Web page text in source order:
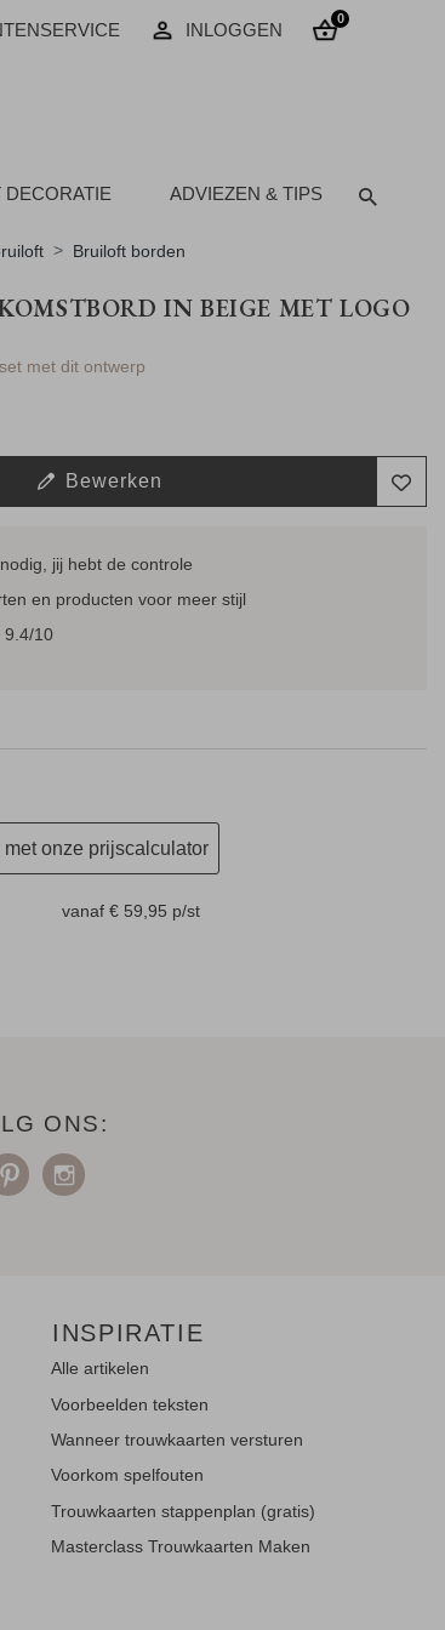
INLOGGEN
0
DECORATIE ADVIEZEN & TIPS
Bruiloft borden
IN BEIGE MET LOGO
met dit ontwerp
Bewerken
jij hebt de controle
en producten voor meer stijl
9.4/10
onze prijscalculator
vanaf € 59,95 p/st
ONS:
INSPIRATIE
Alle artikelen
Voorbeelden teksten
Wanneer trouwkaarten versturen
Voorkom spelfouten
Trouwkaarten stappenplan (gratis)
Masterclass Trouwkaarten Maken